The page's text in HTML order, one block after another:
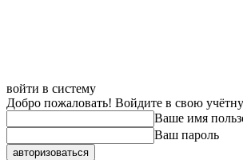
войти в систему
Добро пожаловать! Войдите в свою
Ваше имя
Ваш пароль